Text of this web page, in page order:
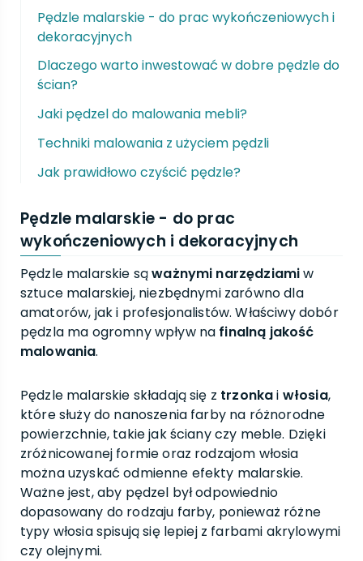
Pędzle malarskie - do prac wykończeniowych i
dekoracyjnych
Dlaczego warto inwestować w dobre pędzle do
ścian?
Jaki pędzel do malowania mebli?
Techniki malowania z użyciem pędzli
Jak prawidłowo czyścić pędzle?
Pędzle malarskie - do prac
wykończeniowych i dekoracyjnych
Pędzle malarskie sąważnymi narzędziamiw
sztuce malarskiej, niezbędnymi zarówno dla
amatorów, jak i profesjonalistów. Właściwy dobór
pędzla ma ogromny wpływ na finalną jakość
malowania.
Pędzle malarskie składają się z trzonkai włosia,
które służy do nanoszenia farby na różnorodne
powierzchnie, takie jak ściany czy meble. Dzięki
zróżnicowanej formie oraz rodzajom włosia
można uzyskać odmienne efekty malarskie.
Ważne jest, aby pędzel był odpowiednio
dopasowany do rodzaju farby, ponieważ różne
typy włosia spisują się lepiej z farbami akrylowymi
czy olejnymi.